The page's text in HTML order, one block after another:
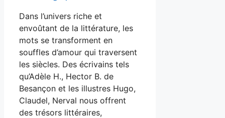
Dans l’univers riche et
envoûtant de la littérature, les
mots se transforment en
souffles d’amour qui traversent
les siècles. Des écrivains tels
qu’Adèle H., Hector B. de
Besançon et les illustres Hugo,
Claudel, Nerval nous offrent
des trésors littéraires,